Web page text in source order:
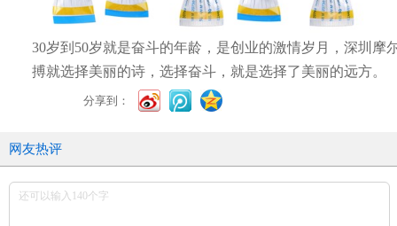
30岁到50岁就是奋斗的年龄，是创业的激情岁月，深圳摩
搏就选择美丽的诗， 选择奋斗，就是选择了美丽的远方。
分享到：
网友热评